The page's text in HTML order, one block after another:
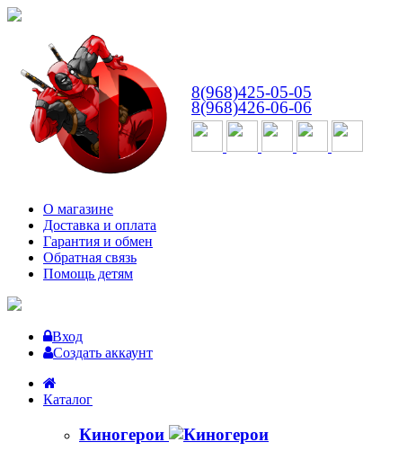
8(968)425-05-05
8(968)426-06-06
О магазине
Доставка и оплата
Гарантия и обмен
Обратная связь
Помощь детям
Вход
Создать аккаунт
Каталог
Киногерои